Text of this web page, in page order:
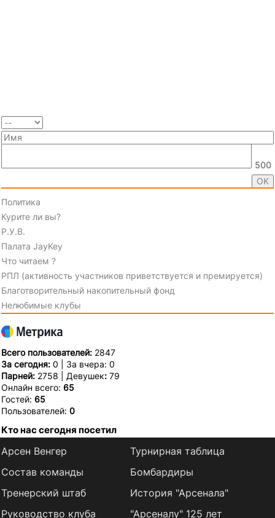
500
Политика
Курите ли вы?
Р.У.В.
Палата JayKey
Что читаем ?
РПЛ (активность участников приветствуется и премируется)
Благотворительный накопительный фонд
Нелюбимые клубы
Всего пользователей: 2847
За сегодня: 0 | За вчера: 0
Парней: 2758 | Девушек: 79
Онлайн всего: 65
Гостей: 65
Пользователей: 0
Кто нас сегодня посетил
Арсен Венгер
Состав команды
Тренерский штаб
Руководство клуба
Турнирная таблица
Бомбардиры
История "Арсенала"
"Арсеналу" 125 лет